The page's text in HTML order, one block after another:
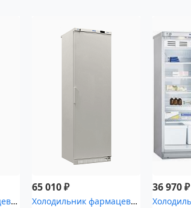
Холодильник фармацевтический двухкамерный POZIS ХФД-280-1 белый д...
65 010₽
Холодильник фармацевтический Pozis ХФ-400-5(ТС) с тонированной ст...
36 970₽